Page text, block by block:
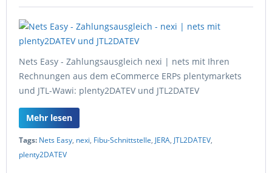
Nets Easy - Zahlungsausgleich nexi | nets mit Ihren
Rechnungen aus dem eCommerce ERPs plentymarkets
und JTL-Wawi: plenty2DATEV und JTL2DATEV
Mehr lesen
Tags: Nets Easy, nexi, Fibu-Schnittstelle, JERA, JTL2DATEV,
plenty2DATEV